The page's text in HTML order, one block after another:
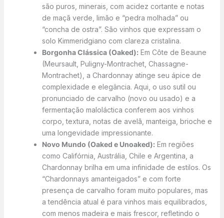
são puros, minerais, com acidez cortante e notas
de maçã verde, limão e “pedra molhada” ou
“concha de ostra”. São vinhos que expressam o
solo Kimmeridgiano com clareza cristalina.
Borgonha Clássica (Oaked):Em Côte de Beaune
(Meursault, Puligny-Montrachet, Chassagne-
Montrachet), a Chardonnay atinge seu ápice de
complexidade e elegância. Aqui, o uso sutil ou
pronunciado de carvalho (novo ou usado) e a
fermentação maloláctica conferem aos vinhos
corpo, textura, notas de avelã, manteiga, brioche e
uma longevidade impressionante.
Novo Mundo (Oaked e Unoaked):Em regiões
como Califórnia, Austrália, Chile e Argentina, a
Chardonnay brilha em uma infinidade de estilos. Os
“Chardonnays amanteigados” e com forte
presença de carvalho foram muito populares, mas
a tendência atual é para vinhos mais equilibrados,
com menos madeira e mais frescor, refletindo o